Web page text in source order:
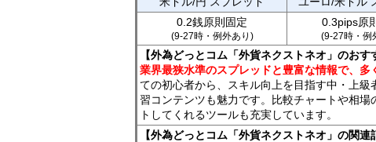
0.2銭原則固定
(9-27時・例外あり)
0.3pips原
(9-27時・例
【外為どっとコム「外貨ネクストネオ」のおす
業界最狭水準のスプレッドと豊富な情報で、
ての初心者から、スキル向上を目指す中・上
習コンテンツも魅力です。比較チャートや相
トしてくれるツールも充実しています。
【外為どっとコム「外貨ネクストネオ」の関連